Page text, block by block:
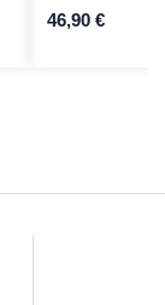
46,90 €